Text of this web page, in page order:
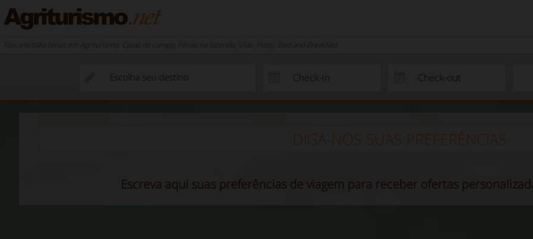
Toscana Itália férias em Agriturismo, Casas de campo, Férias na fazenda, Vilas, Hotel, Bed and Breakfast
DIGA-NOS SUAS PREFERÊNCIAS
Escreva aqui suas preferências de viagem para receber ofertas